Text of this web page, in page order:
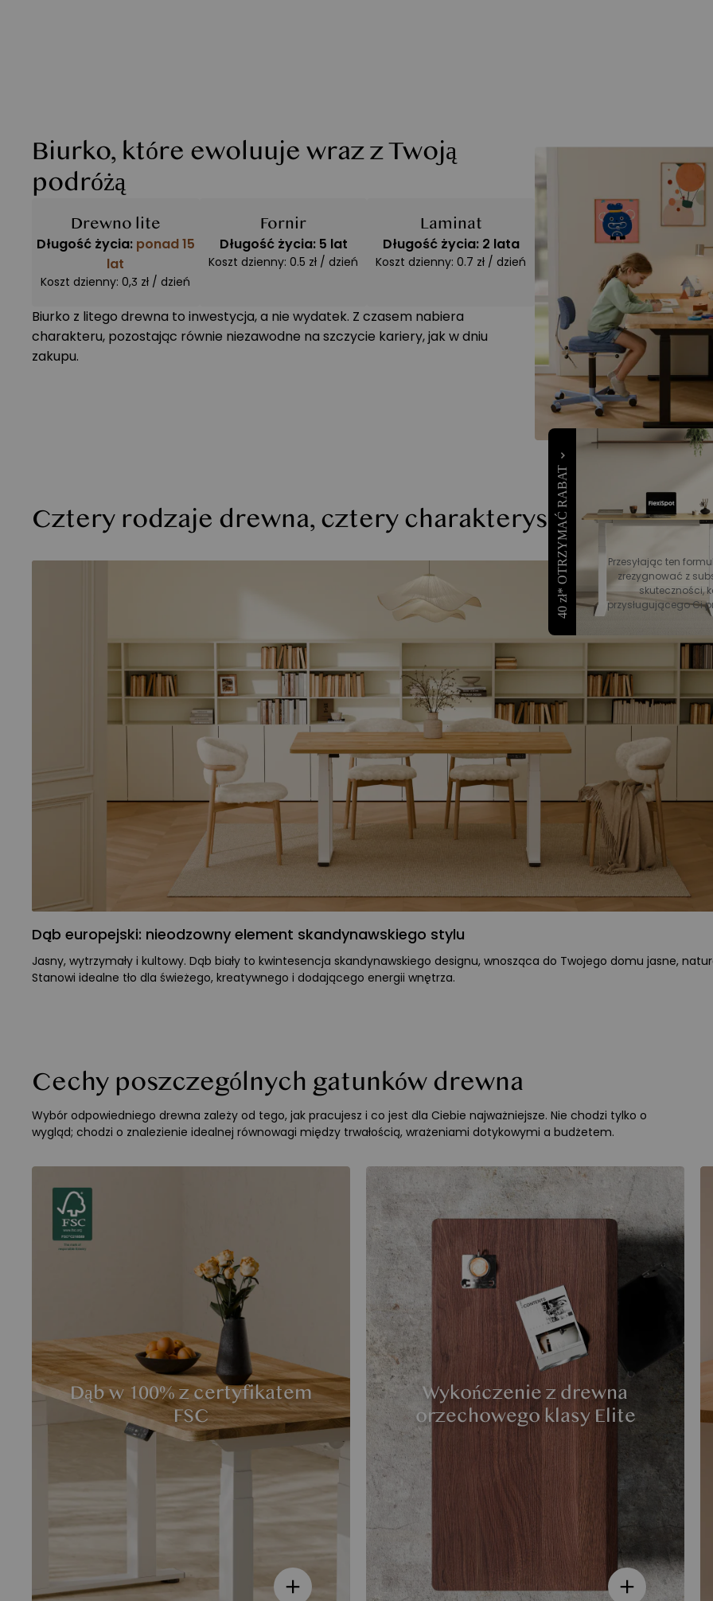
Biurko, które ewoluuje wraz z Twoją
podróżą
Drewno lite
Długość życia: ponad 15
lat
Koszt dzienny: 0,3 zł / dzień
Fornir
Długość życia: 5 lat
Koszt dzienny: 0.5 zł / dzień
Laminat
Długość życia: 2 lata
Koszt dzienny: 0.7 zł / dzień
Biurko z litego drewna to inwestycja, a nie wydatek. Z czasem nabiera
charakteru, pozostając równie niezawodne na szczycie kariery, jak w dniu
zakupu.
Cztery rodzaje drewna, cztery charakterystyczne style
Dąb europejski: nieodzowny element skandynawskiego stylu
Jasny, wytrzymały i kultowy. Dąb biały to kwintesencja skandynawskiego designu, wnosząca do Twojego domu jasne,
Stanowi idealne tło dla świeżego, kreatywnego i dodającego energii wnętrza.
Cechy poszczególnych gatunków drewna
Wybór odpowiedniego drewna zależy od tego, jak pracujesz i co jest dla Ciebie najważniejsze. Nie chodzi tylko o
wygląd; chodzi o znalezienie idealnej równowagi między trwałością, wrażeniami dotykowymi a budżetem.
Dąb w 100% z certyfikatem
FSC
Wykończenie z drewna
orzechowego klasy Elite
40 zł* OTRZYMAĆ RABAT
Przesyłając ten
zrezygnować z
skuteczności,
przysługującego Ci